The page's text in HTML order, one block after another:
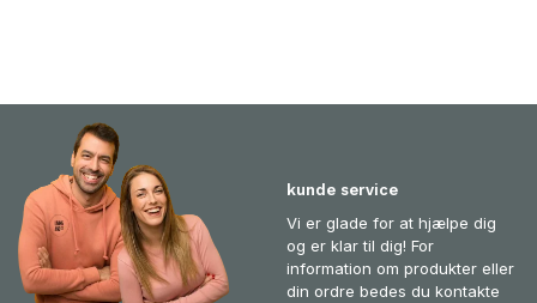
kunde service
Vi er glade for at hjælpe dig
og er klar til dig! For
information om produkter eller
din ordre bedes du kontakte